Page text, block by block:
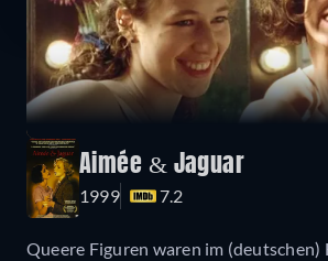
Aimée & Jaguar
1999 7.2
Queere Figuren waren im